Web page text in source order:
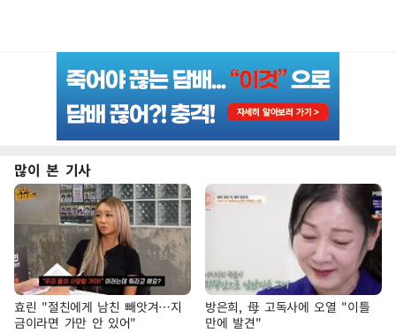
많이 본 기사
효린 "절친에게 남친 빼앗겨…지
금이라면 가만 안 있어"
방은희, 母 고독사에 오열 "이틀
만에 발견"